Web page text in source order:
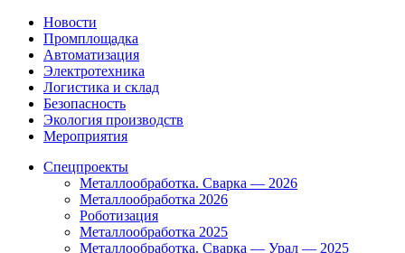
Новости
Промплощадка
Автоматизация
Электротехника
Логистика и склад
Безопасность
Экология производств
Мероприятия
Спецпроекты
Металлообработка. Сварка — 2026
Металлообработка 2026
Роботизация
Металлообработка 2025
Металлообработка. Сварка — Урал — 2025